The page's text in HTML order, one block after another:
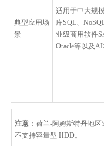
典型应用场
景
适用于中大规
库SQL、
业级商用软件
Oracle等以及
注意 ：荷兰-阿姆斯特丹地
不支持容量型 HDD。